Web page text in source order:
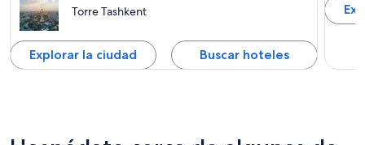
Torre Tashkent
Explorar la ciudad Buscar hoteles